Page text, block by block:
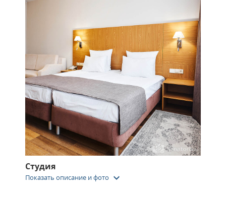
Студия
Показать описание и фото keyboard_arrow_down